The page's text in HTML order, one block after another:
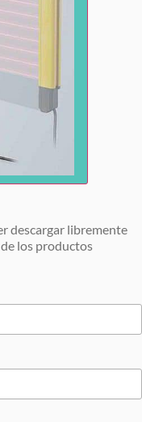
descargar libremente
los productos